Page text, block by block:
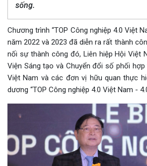
sống.
Chương trình “TOP Công nghiệp 4.0 Việt
năm 2022 và 2023 đã diễn ra rất thành
nối sự thành công đó, Liên hiệp Hội Việt
Viện Sáng tạo và Chuyển đổi số phối
Việt Nam và các đơn vị hữu quan thực
dương “TOP Công nghiệp 4.0 Việt Nam -